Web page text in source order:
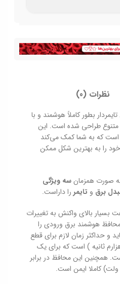
نظرات (0)
تایمردار بطور کاملاً هوشمند و با
متنوع طراحی شده است. این
است که به شما کمک می‌کند
را به بهترین شکل ممکن
صورت همزمانسه ویژگی
برق و تایمررا داراست.
بسیار بالای واکنش به تغییرات
هوشمند برق ورودی را
و حداکثر زمان لازم برای قطع
معیوب ۰.۰۲۵ ثانیه ( ۲۵ هزارم ثانیه ) است که برای یک
همچنین این محافظ در برابر